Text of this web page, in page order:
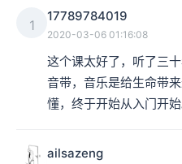
1
17789784019
2020-03-06 01:16:08
这个课太好了，听了三
音带，音乐是给生命带
懂，终于开始从入门开始
ailsazeng